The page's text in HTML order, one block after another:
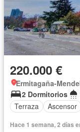
220.000 €
Ermitagaña-
2 Dormitorios
Terraza
Ascensor
Hace 1 semana, 2 días